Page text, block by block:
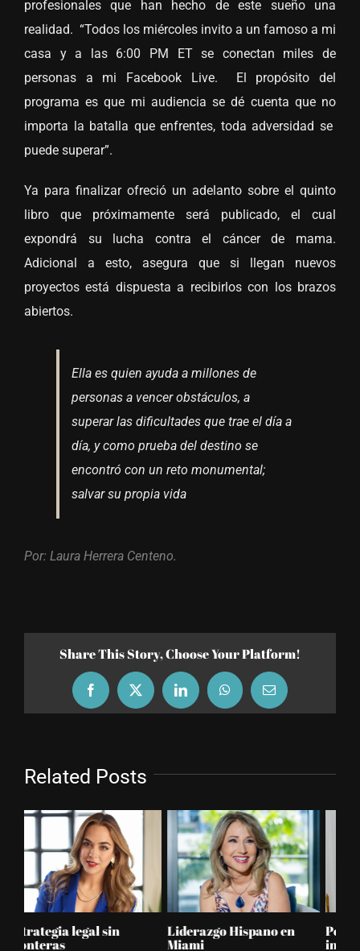
profesionales que han hecho de este sueño una
realidad. “Todos los miércoles invito a un famoso a mi
casa y a las 6:00 PM ET se conectan miles de
personas a mi Facebook Live. El propósito del
programa es que mi audiencia se dé cuenta que no
importa la batalla que enfrentes, toda adversidad se
puede superar”.
Ya para finalizar ofreció un adelanto sobre el quinto
libro que próximamente será publicado, el cual
expondrá su lucha contra el cáncer de mama.
Adicional a esto, asegura que si llegan nuevos
proyectos está dispuesta a recibirlos con los brazos
abiertos.
Ella es quien ayuda a millones de
personas a vencer obstáculos, a
superar las dificultades que trae el día a
día, y como prueba del destino se
encontró con un reto monumental;
salvar su propia vida
Por: Laura Herrera Centeno.
Share This Story, Choose Your Platform!
FacebookX LinkedInWhatsAppEmail
Related Posts
Poder femenino
inmobiliario Miami
Doral evolución con
identidad